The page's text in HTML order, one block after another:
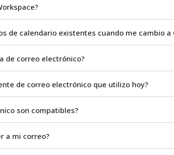
de calendario existentes cuando me cambio a
de correo electrónico?
de correo electrónico que utilizo hoy?
son compatibles?
a mi correo?